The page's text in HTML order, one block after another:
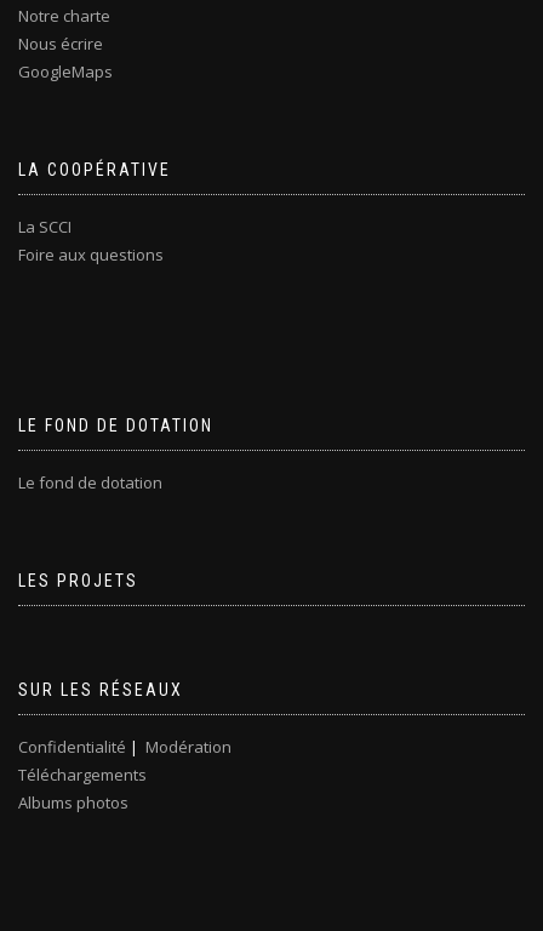
Notre charte
Nous écrire
GoogleMaps
LA COOPÉRATIVE
La SCCI
Foire aux questions
LE FOND DE DOTATION
Le fond de dotation
LES PROJETS
SUR LES RÉSEAUX
Confidentialité | Modération
Téléchargements
Albums photos